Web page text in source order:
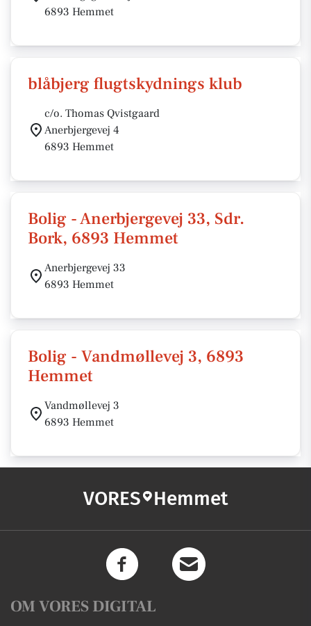
6893 Hemmet
blåbjerg flugtskydnings klub
c/o. Thomas Qvistgaard
Anerbjergevej 4
6893 Hemmet
Bolig - Anerbjergevej 33, Sdr.
Bork, 6893 Hemmet
Anerbjergevej 33
6893 Hemmet
Bolig - Vandmøllevej 3, 6893
Hemmet
Vandmøllevej 3
6893 Hemmet
VORES Hemmet
OM VORES DIGITAL